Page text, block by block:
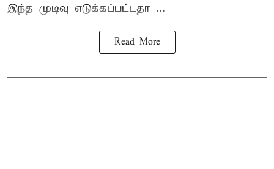
இந்த முடிவு எடுக்கப்பட்டதா ...
Read More